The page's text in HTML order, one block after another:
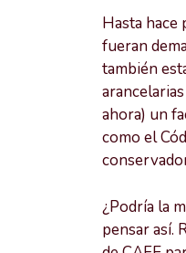
Hasta hace
fueran
también
ahora) un
como el
¿Podría la
pensar así.